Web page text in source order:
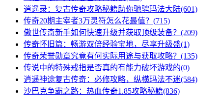
逍遥录：复古传奇攻略秘籍助你驰骋玛法大陆(601)
传奇20期主宰者3万灵符怎么花最值？(715)
傲世传奇新手如何快速升级并获取顶级装备？(209)
传奇怀旧篇：畅游双倍经验宝地，尽享升级盛(1)
传奇荣誉勋章究竟有何实际用途与获取攻略？(135)
传说中的特殊戒指是否真的有能力破坏游戏的(0)
逍遥神途复古传奇：必修攻略，纵横玛法不迷(584)
沙巴克争霸之路：热血传奇1.85攻略秘籍(836)